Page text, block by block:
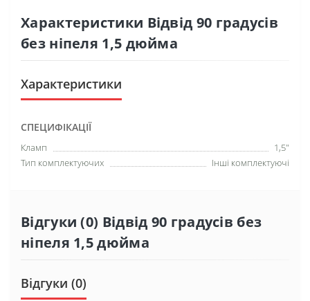
Характеристики Відвід 90 градусів
без ніпеля 1,5 дюйма
Характеристики
СПЕЦИФІКАЦІЇ
Кламп
1,5"
Тип комплектуючих
Інші комплектуючі
Відгуки (0) Відвід 90 градусів без
ніпеля 1,5 дюйма
Відгуки (0)